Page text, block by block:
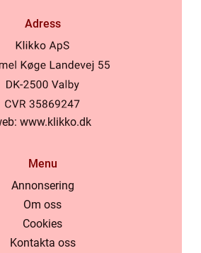
Adress
www.klikko.dk
Menu
Annonsering
Om oss
Cookies
Kontakta oss